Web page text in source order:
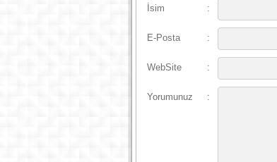
İsim :
E-Posta :
WebSite :
Yorumunuz :